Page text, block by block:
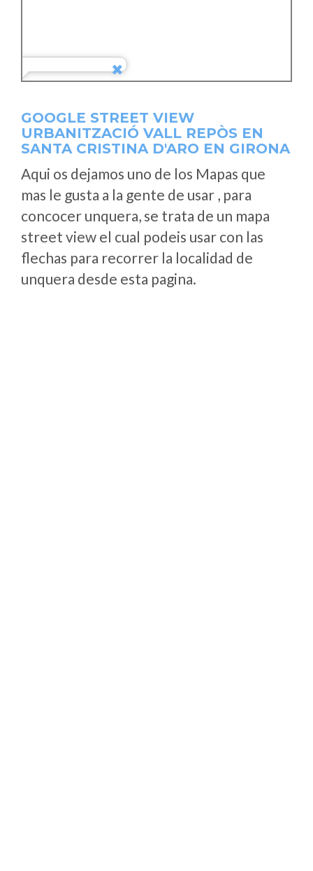
GOOGLE STREET VIEW
URBANITZACIÓ VALL REPÒS EN
SANTA CRISTINA D'ARO EN GIRONA
Aqui os dejamos uno de los Mapas que
mas le gusta a la gente de usar , para
concocer unquera, se trata de un mapa
street view el cual podeis usar con las
flechas para recorrer la localidad de
unquera desde esta pagina.